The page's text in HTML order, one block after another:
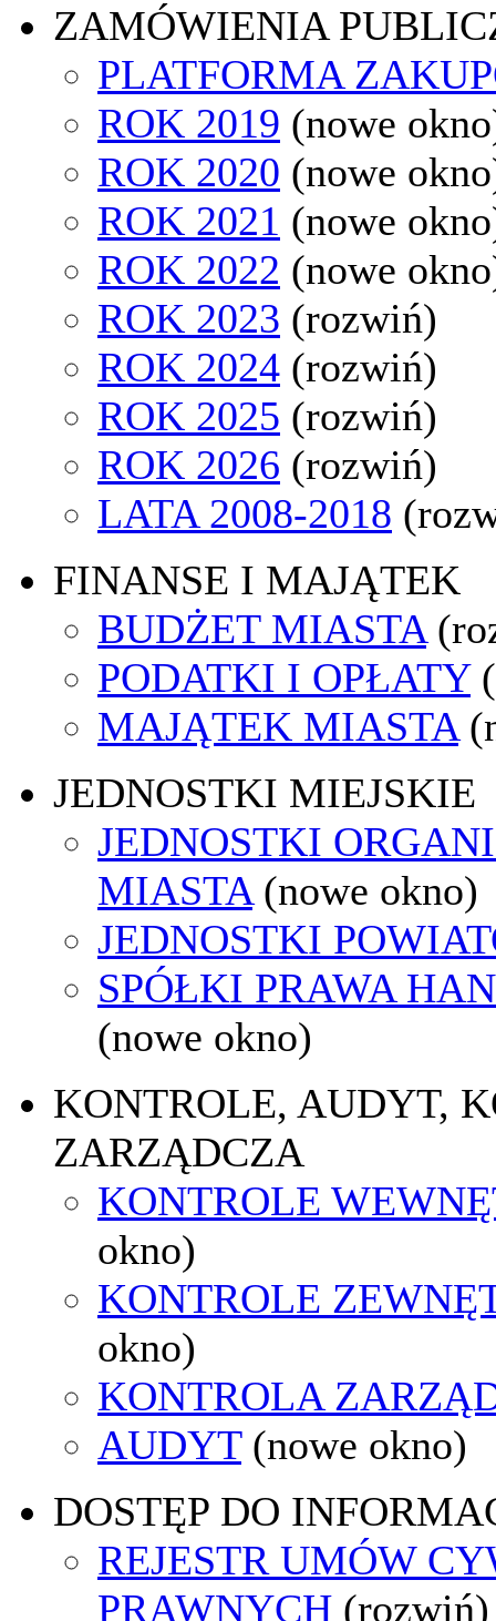
ZAMÓWIENIA
PLATFORMA
ROK 2019 (nowe
ROK 2020 (nowe
ROK 2021 (nowe
ROK 2022 (nowe
ROK 2023 (rozwiń)
ROK 2024 (rozwiń)
ROK 2025 (rozwiń)
ROK 2026 (rozwiń)
LATA 2008-2018
FINANSE I MAJĄTEK
BUDŻET MIASTA
PODATKI I OPŁATY
MAJĄTEK MIASTA
JEDNOSTKI MIEJSKIE
JEDNOSTKI
MIASTA (nowe okno)
JEDNOSTKI
SPÓŁKI PRAWA
(nowe okno)
KONTROLE, AUDYT,
ZARZĄDCZA
KONTROLE
okno)
KONTROLE
okno)
KONTROLA
AUDYT (nowe okno)
DOSTĘP DO
REJESTR UMÓW
PRAWNYCH (rozwiń)